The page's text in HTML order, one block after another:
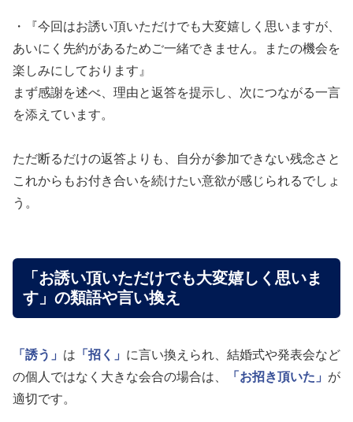
・『今回はお誘い頂いただけでも大変嬉しく思いますが、
あいにく先約があるためご一緒できません。またの機会を
楽しみにしております』
まず感謝を述べ、理由と返答を提示し、次につながる一言
を添えています。
ただ断るだけの返答よりも、自分が参加できない残念さと
これからもお付き合いを続けたい意欲が感じられるでしょ
う。
「お誘い頂いただけでも大変嬉しく思いま
す」の類語や言い換え
「誘う」 は 「招く」 に言い換えられ、結婚式や発表会など
の個人ではなく大きな会合の場合は、
「お招き頂いた」 が
適切です。